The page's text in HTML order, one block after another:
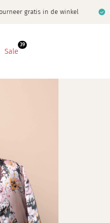
gratis in de winkel
Sale
39
Denim
Giftcard
Jeanswijzer
Jeanswijzer
Limited